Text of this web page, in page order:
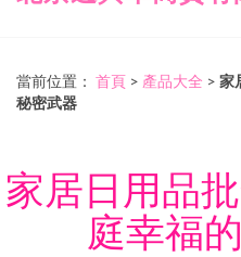
當前位置： 首頁 > 產品大全 > 家
秘密武器
家居日用品
庭幸福